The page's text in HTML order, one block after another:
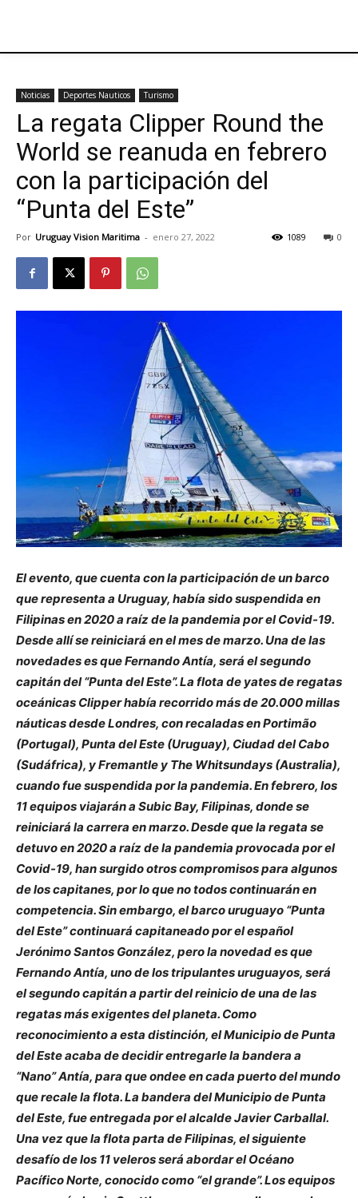
Noticias Deportes Nauticos Turismo
La regata Clipper Round the
World se reanuda en febrero
con la participación del
“Punta del Este”
Por Uruguay Vision Maritima - enero 27, 2022 0
1089
El evento, que cuenta con la participación de un barco
que representa a Uruguay, había sido suspendida en
Filipinas en 2020 a raíz de la pandemia por el Covid-19.
Desde allí se reiniciará en el mes de marzo. Una de las
novedades es que Fernando Antía, será el segundo
capitán del “Punta del Este”. La flota de yates de regatas
oceánicas Clipper había recorrido más de 20.000 millas
náuticas desde Londres, con recaladas en Portimão
(Portugal), Punta del Este (Uruguay), Ciudad del Cabo
(Sudáfrica), y Fremantle y The Whitsundays (Australia),
cuando fue suspendida por la pandemia. En febrero, los
11 equipos viajarán a Subic Bay, Filipinas, donde se
reiniciará la carrera en marzo. Desde que la regata se
detuvo en 2020 a raíz de la pandemia provocada por el
Covid-19, han surgido otros compromisos para algunos
de los capitanes, por lo que no todos continuarán en
competencia. Sin embargo, el barco uruguayo “Punta
del Este” continuará capitaneado por el español
Jerónimo Santos González, pero la novedad es que
Fernando Antía, uno de los tripulantes uruguayos, será
el segundo capitán a partir del reinicio de una de las
regatas más exigentes del planeta. Como
reconocimiento a esta distinción, el Municipio de Punta
del Este acaba de decidir entregarle la bandera a
“Nano” Antía, para que ondee en cada puerto del mundo
que recale la flota. La bandera del Municipio de Punta
del Este, fue entregada por el alcalde Javier Carballal.
Una vez que la flota parta de Filipinas, el siguiente
desafío de los 11 veleros será abordar el Océano
Pacífico Norte, conocido como “el grande”. Los equipos